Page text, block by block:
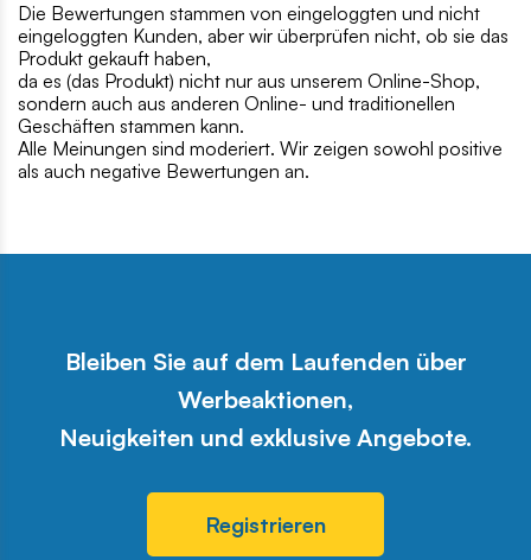
Die Bewertungen stammen von eingeloggten und nicht
eingeloggten Kunden, aber wir überprüfen nicht, ob sie das
Produkt gekauft haben,
da es (das Produkt) nicht nur aus unserem Online-Shop,
sondern auch aus anderen Online- und traditionellen
Geschäften stammen kann.
Alle Meinungen sind moderiert. Wir zeigen sowohl positive
als auch negative Bewertungen an.
Bleiben Sie auf dem Laufenden über
Werbeaktionen,
Neuigkeiten und exklusive Angebote.
Registrieren